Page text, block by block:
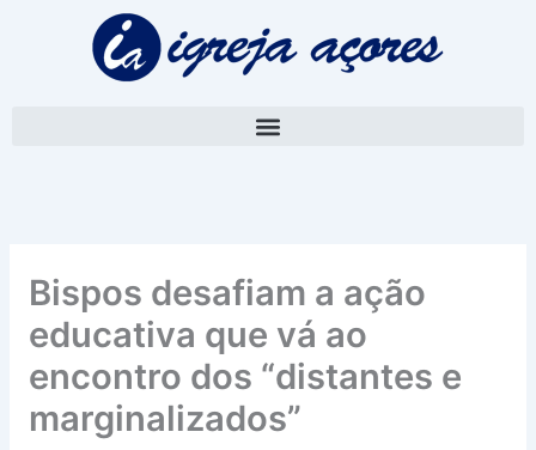
Bispos desafiam a ação
educativa que vá ao
encontro dos “distantes e
marginalizados”